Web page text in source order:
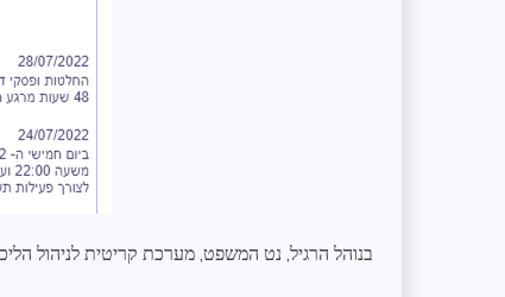
בנוהל הרגיל, נט המשפט, מערכת קריטית לניהול